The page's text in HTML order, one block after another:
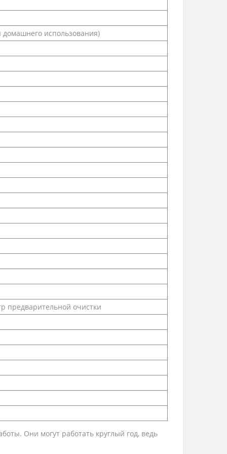
использования)
предварительной очистки
Они могут работать круглый год, ведь